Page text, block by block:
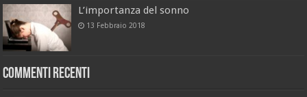
L’importanza del sonno
13 Febbraio 2018
Commenti recenti